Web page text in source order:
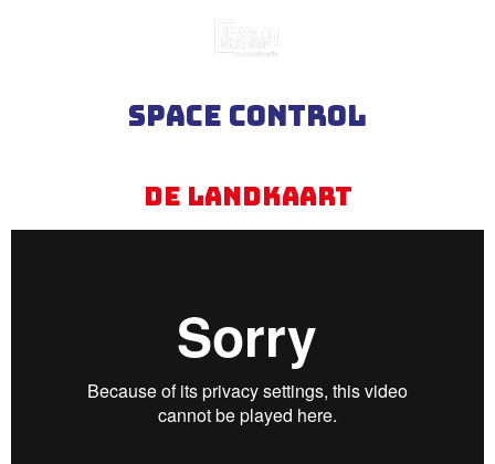
Space Control
De landkaart